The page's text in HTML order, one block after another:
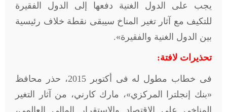
يجب على الدول الغنية دفعها إلى الدول الفقيرة
للتكيف مع آثار تغير المناخ سيبقى نقطة خلاف رئيسية
بين الدول الغنية والفقيرة».
تحذيرات لافتة:
فى خطاب مطول له فى أكتوبر 2015، حذر محافظ
«بنك إنجلترا المركزي»، مارك كارني، من آثار التغير